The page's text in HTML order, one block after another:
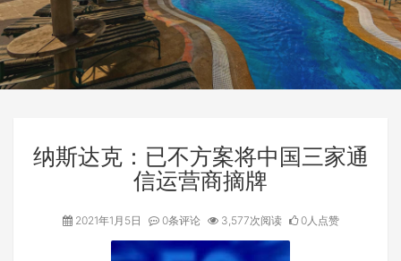
纳斯达克：已不方案将中国三家通
信运营商摘牌
2021年1月5日 0条评论 3,577次阅读 0人点赞